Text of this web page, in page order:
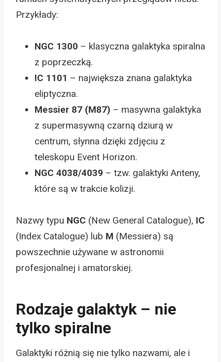
Przykłady:
NGC 1300 – klasyczna galaktyka spiralna
z poprzeczką.
IC 1101 – największa znana galaktyka
eliptyczna.
Messier 87 (M87) – masywna galaktyka
z supermasywną czarną dziurą w
centrum, słynna dzięki zdjęciu z
teleskopu Event Horizon.
NGC 4038/4039 – tzw. galaktyki Anteny,
które są w trakcie kolizji.
Nazwy typu NGC (New General Catalogue), IC
(Index Catalogue) lub M (Messiera) są
powszechnie używane w astronomii
profesjonalnej i amatorskiej.
Rodzaje galaktyk – nie
tylko spiralne
Galaktyki różnią się nie tylko nazwami, ale i